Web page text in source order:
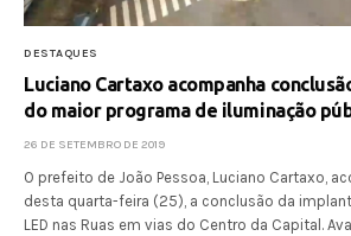
DESTAQUES
Luciano Cartaxo acompanha
do maior programa de iluminação
26 DE SETEMBRO DE 2019
O prefeito de João Pessoa, Luciano Cartaxo,
desta quarta-feira (25), a conclusão da
LED nas Ruas em vias do Centro da Capital.